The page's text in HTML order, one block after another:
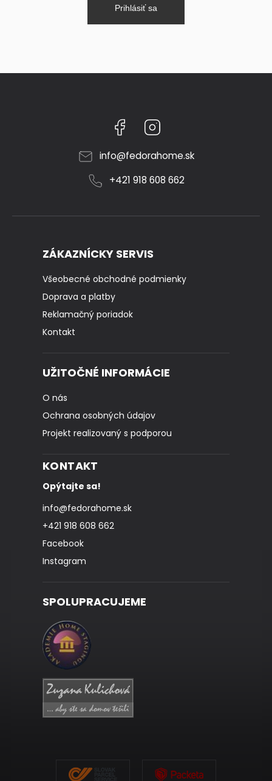
Prihlásiť sa
Facebook
info@fedorahome.sk
+421 918 608 662
ZÁKAZNÍCKY SERVIS
Všeobecné obchodné podmienky
Doprava a platby
Reklamačný poriadok
Kontakt
UŽITOČNÉ INFORMÁCIE
O nás
Ochrana osobných údajov
Projekt realizovaný s podporou
KONTAKT
Opýtajte sa!
info@fedorahome.sk
+421 918 608 662
Facebook
Instagram
SPOLUPRACUJEME